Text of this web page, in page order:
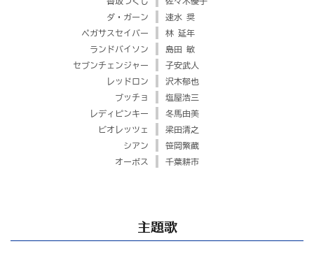
ダ・ガーン
速水 奨
ペガサスセイバー
林 延年
ランドバイソン
島田 敏
セブンチェンジャー
子安武人
レッドロン
沢木郁也
ブッチョ
塩屋浩三
レディピンキー
冬馬由美
ビオレッツェ
梁田清之
シアン
笹岡繁蔵
オーボス
千葉耕市
主題歌